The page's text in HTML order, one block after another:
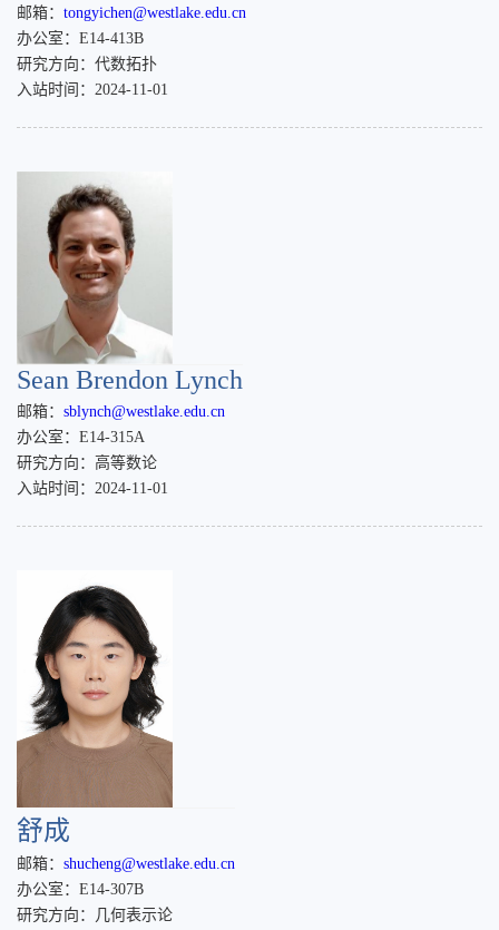
邮箱： tongyichen@westlake.edu.cn
办公室：E14-413B
研究方向：代数拓扑
入站时间：2024-11-01
Sean Brendon Lynch
邮箱： sblynch@westlake.edu.cn
办公室：E14-315A
研究方向：高等数论
入站时间：2024-11-01
舒成
邮箱： shucheng@westlake.edu.cn
办公室：E14-307B
研究方向：几何表示论